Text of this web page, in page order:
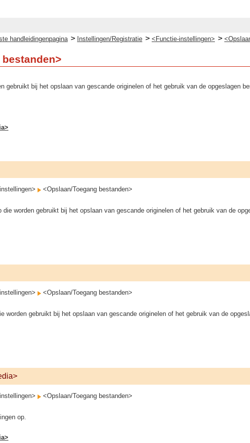
handleidingenpagina > Instellingen/Registratie > <Functie-instellingen> >
bestanden>
gebruikt bij het opslaan van gescande originelen of het gebruik van de opgeslagen
<Opslaan/Toegang bestanden>
worden gebruikt bij het opslaan van gescande originelen of het gebruik van de
<Opslaan/Toegang bestanden>
worden gebruikt bij het opslaan van gescande originelen of het gebruik van de
<Opslaan/Toegang bestanden>
op.